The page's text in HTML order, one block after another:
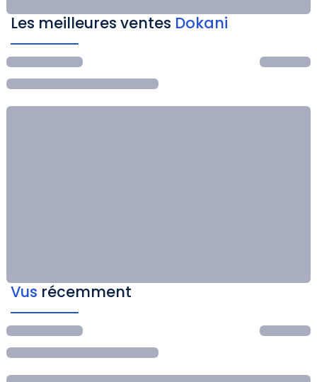
Les meilleures ventes Dokani
Vus récemment